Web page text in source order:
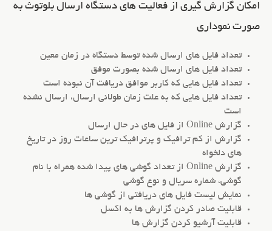
امکان گزارش گیری از فعالیت های دستگاه ارسال بلوتوث به
صورت نموداری
تعداد فایل های ارسال شده توسط دستگاه در زمان معین
تعداد فایل های ارسال شده بصورت موفق
تعداد فایل هایی که کاربر موافق دریافت آن نبوده است
تعداد فایل هایی که به علت زمان طولانی ارسال، ارسال نشده
است
گزارش Online از فایل های در حال ارسال
گزارش از کم ترافیک و پرترافیک ترین ساعات روز در تاریخ
های دلخواه
گزارش Online از تعداد گوشی های پیدا شده همراه با نام
گوشی، شماره سریال و نوع گوشی
نمایش لیست فایل های دریافتی از گوشی ها
قابلیت صادر کردن گزارش ها به اکسل
قابلیت آرشیو کردن گزارش ها